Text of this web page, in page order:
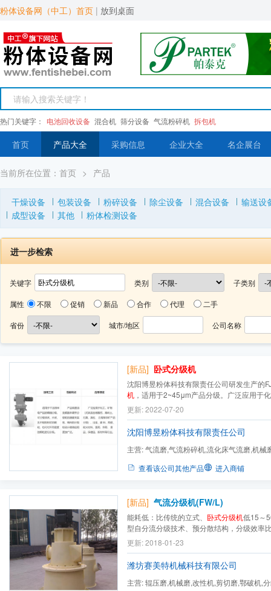
粉体设备网（中工）首页 | 放到桌面
热门关键字： 电池回收设备 混合机 筛分设备 气流粉碎机 拆包机
首页 产品大全 采购信息 企业大全 名企展台
当前所在位置： 首页 > 产品
干燥设备 包装设备 粉碎设备 除尘设备 混合设备
输送设
成型设备
其他 粉体检测设备
进一步检索
关键字 类别 子类别
属性 不限 促销 新品 合作 代理 二手
省份 城市/地区 公司名称
[新品] 卧式分级机
沈阳博昱粉体科技有限责任公司研发生产的
机 ，适用于2~45μm产品分级。广泛应用于
合碳酸钙、高岭土、石英、滑石、云母等非
金、磨料、陶瓷、耐火材料、医药、农药、
料等行业。
更新: 2022-07-20
沈阳博昱粉体科技有限责任公司
主营:气流磨,气流粉碎机,流化床气流磨,机械
查看该公司其他产品 进入商铺
[新品] 气流分级机(FW/L)
能耗低：比传统的立式、 卧式分级机低15～
型自分流分级技术、预分散结构，分级效率
分级机高25～50%细度高：分级产品的粒度
米，产品粒度无级可调，品种更换极其方便
封结构，消除附壁效应，杜绝大颗粒及筛余
负...
更新: 2018-01-23
潍坊赛美特机械科技有限公司
主营:辊压磨,机械磨,改性机,剪切磨,鄂破机,